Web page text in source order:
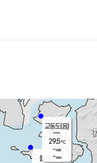
볼음도
교동도(음)
29.5℃
-m/s
-mm